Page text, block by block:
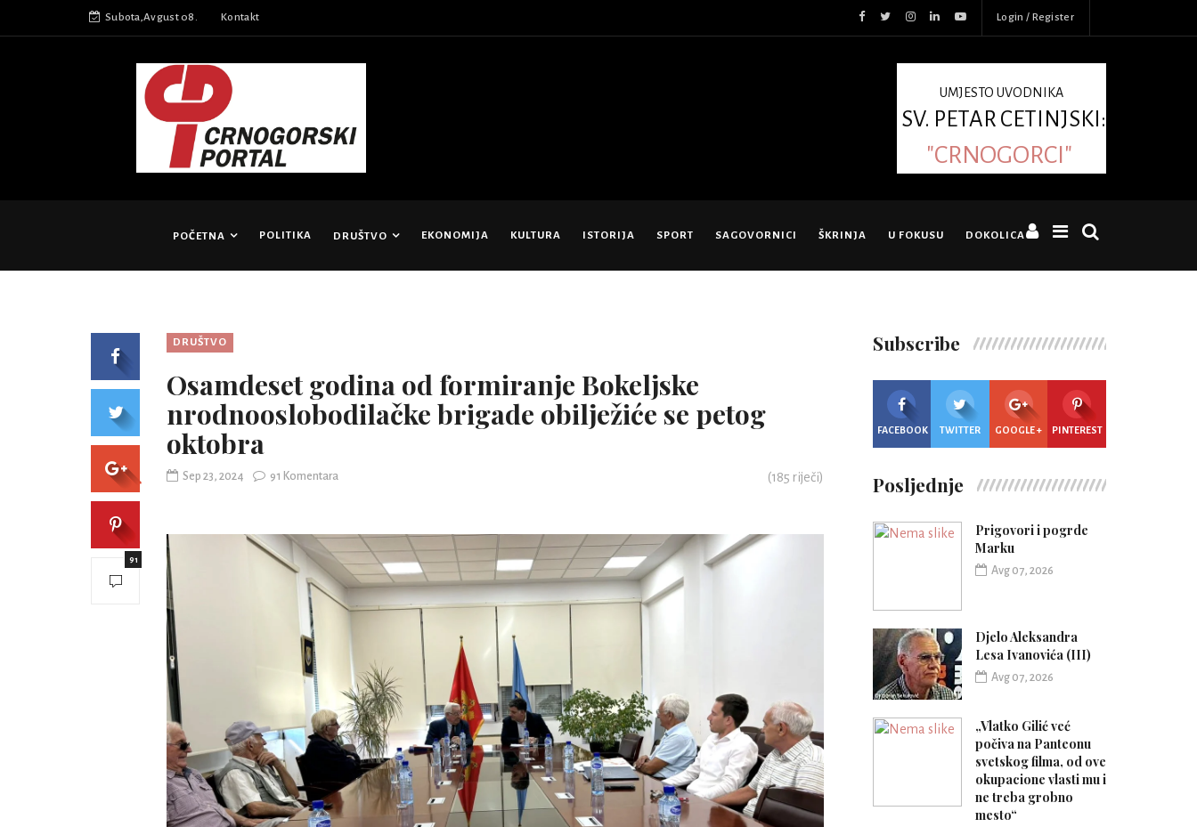
Subota,Avgust 08. Kontakt Login / Register
UMJESTO UVODNIKA
SV. PETAR CETINJSKI:
"CRNOGORCI"
POČETNA POLITIKA DRUŠTVO EKONOMIJA KULTURA ISTORIJA SPORT SAGOVORNICI ŠKRINJA U FOKUSU DOKOLICA
DRUŠTVO
Osamdeset godina od formiranje Bokeljske
nrodnooslobodilačke brigade obilježiće se petog
oktobra
Sep 23, 2024 91 Komentara (185 riječi)
91
Subscribe
FACEBOOK TWITTER GOOGLE + PINTEREST
Posljednje
Prigovori i pogrde
Marku
Avg 07, 2026
Djelo Aleksandra
Lesa Ivanovića (III)
Avg 07, 2026
„Vlatko Gilić već
počiva na Panteonu
svetskog filma, od ove
okupacione vlasti mu i
ne treba grobno
mesto“